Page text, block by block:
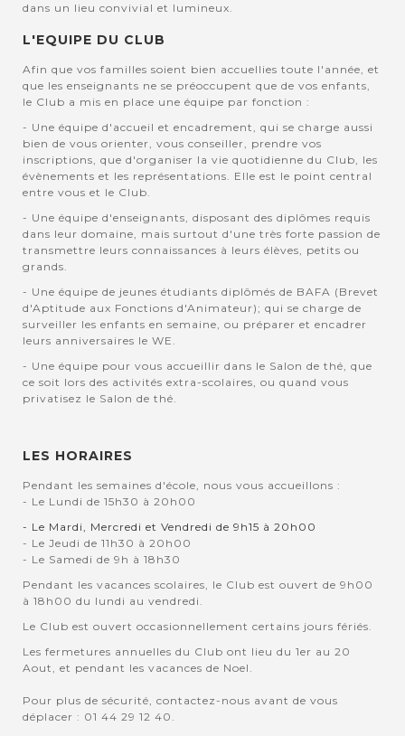
dans un lieu convivial et lumineux.
L'EQUIPE DU CLUB
Afin que vos familles soient bien accuellies toute l'année, et
que les enseignants ne se préoccupent que de vos enfants,
le Club a mis en place une équipe par fonction :
- Une équipe d'accueil et encadrement, qui se charge aussi
bien de vous orienter, vous conseiller, prendre vos
inscriptions, que d'organiser la vie quotidienne du Club, les
évènements et les représentations. Elle est le point central
entre vous et le Club.
- Une équipe d'enseignants, disposant des diplômes requis
dans leur domaine, mais surtout d'une très forte passion de
transmettre leurs connaissances à leurs élèves, petits ou
grands.
- Une équipe de jeunes étudiants diplômés de BAFA (Brevet
d'Aptitude aux Fonctions d'Animateur); qui se charge de
surveiller les enfants en semaine, ou préparer et encadrer
leurs anniversaires le WE.
- Une équipe pour vous accueillir dans le Salon de thé, que
ce soit lors des activités extra-scolaires, ou quand vous
privatisez le Salon de thé.
LES HORAIRES
Pendant les semaines d'école, nous vous accueillons :
- Le Lundi de 15h30 à 20h00
- Le Mardi, Mercredi et Vendredi de 9h15 à 20h00
- Le Jeudi de 11h30 à 20h00
- Le Samedi de 9h à 18h30
Pendant les vacances scolaires, le Club est ouvert de 9h00
à 18h00 du lundi au vendredi.
Le Club est ouvert occasionnellement certains jours fériés.
Les fermetures annuelles du Club ont lieu du 1er au 20
Aout, et pendant les vacances de Noel.
Pour plus de sécurité, contactez-nous avant de vous
déplacer : 01 44 29 12 40.